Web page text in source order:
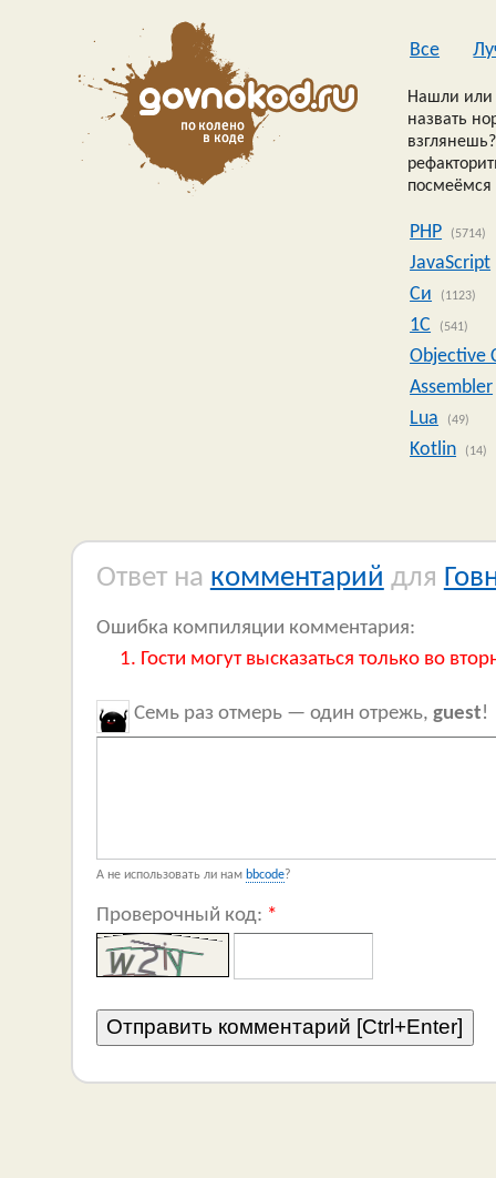
Все
Нашли или
назвать
посмеёмся
PHP (5714)
JavaScript
Си
(1123)
1C (541)
Objective
Assembler
Lua
(49)
Kotlin (14)
Ответ на комментарий для
Ошибка компиляции комментария:
Гости могут высказаться только во
Семь раз отмерь — один отрежь, guest!
А не использовать ли нам bbcode?
Проверочный код: *